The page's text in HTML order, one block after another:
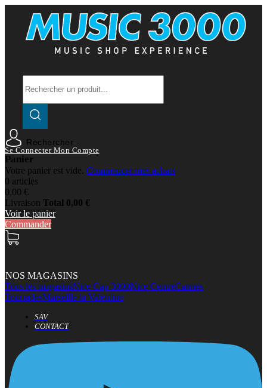
Rechercher
Se Connecter Mon Compte
Panier
Votre panier est vide. Commencer mes achats
0 articles
0,00 €
Livraison Total 0,00 €
Voir le panier
Commander
NOS MAGASINS
Tous les magasinsNice Cap 3000Nice CentreCannes
TourradesMarseille la Valentine
SAV
CONTACT